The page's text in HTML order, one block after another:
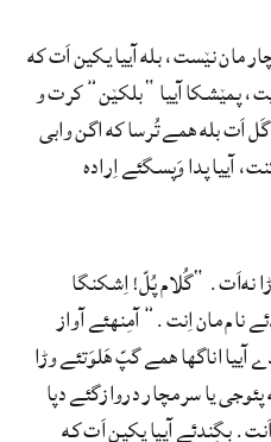
مان نێست، بله آییا یکین اَت که
پمێشکا آییا “بلکێن” کرت و
اَت بله همے تُرسا که اگن وابی
آییا پدا وَپسگئے اِراده
نه‌اَت. “گُلام پُلّ! اِشکنگا
نام مان اِنت.” آمِنهئے آواز
اناگها همے گپّ هَلوَتئے وڑا
یا سرمچار دروازگئے دپا
بگِندئے آییا یکین اَت که